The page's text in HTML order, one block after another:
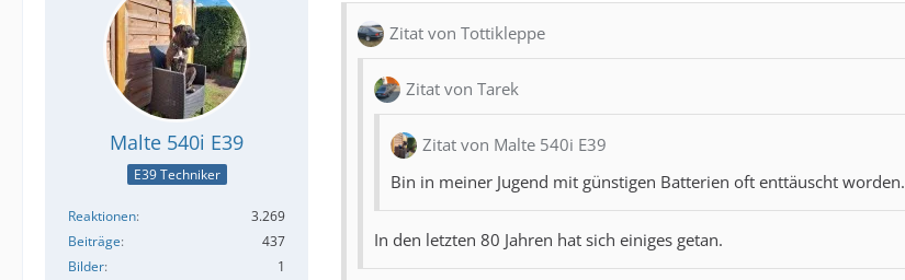
Malte 540i E39
E39 Techniker
Reaktionen
3.269
Beiträge
437
Bilder
1
Zitat von Tottikleppe
Zitat von Tarek
Zitat von Malte 540i E39
Bin in meiner Jugend mit günstigen Batterien oft enttäuscht worden.
In den letzten 80 Jahren hat sich einiges getan.